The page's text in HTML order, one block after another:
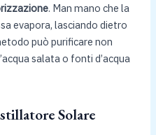
. Man mano che la
evapora, lasciando dietro
può purificare non
salata o fonti d’acqua
Solare